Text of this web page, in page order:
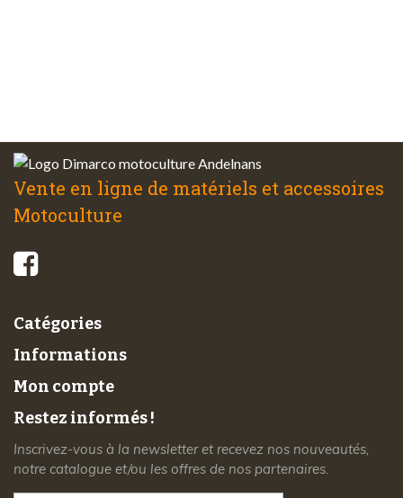
Vente en ligne de matériels et accessoires
Motoculture
Catégories
Informations
Mon compte
Restez informés !
Inscrivez-vous à la newsletter et recevez nos nouveautés,
notre catalogue et/ou les offres de nos partenaires.